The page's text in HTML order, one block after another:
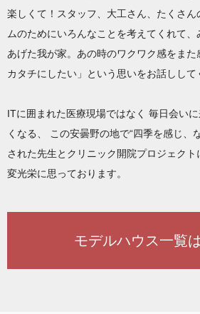
楽しくて！スタッフ、大工さん、たくさ
ムのためにいろんなことを考えてくれて
あげた我が家。あの時のワクワク感をま
カタチにしたい」という思いをお話しして
ITに囲まれた医療現場ではなく 毎日会い
くなる、 この安曇野の地で“四季を感じ、
された先生とクリニック開院プロジェク
変光栄に思っております。
モデルハウス一覧